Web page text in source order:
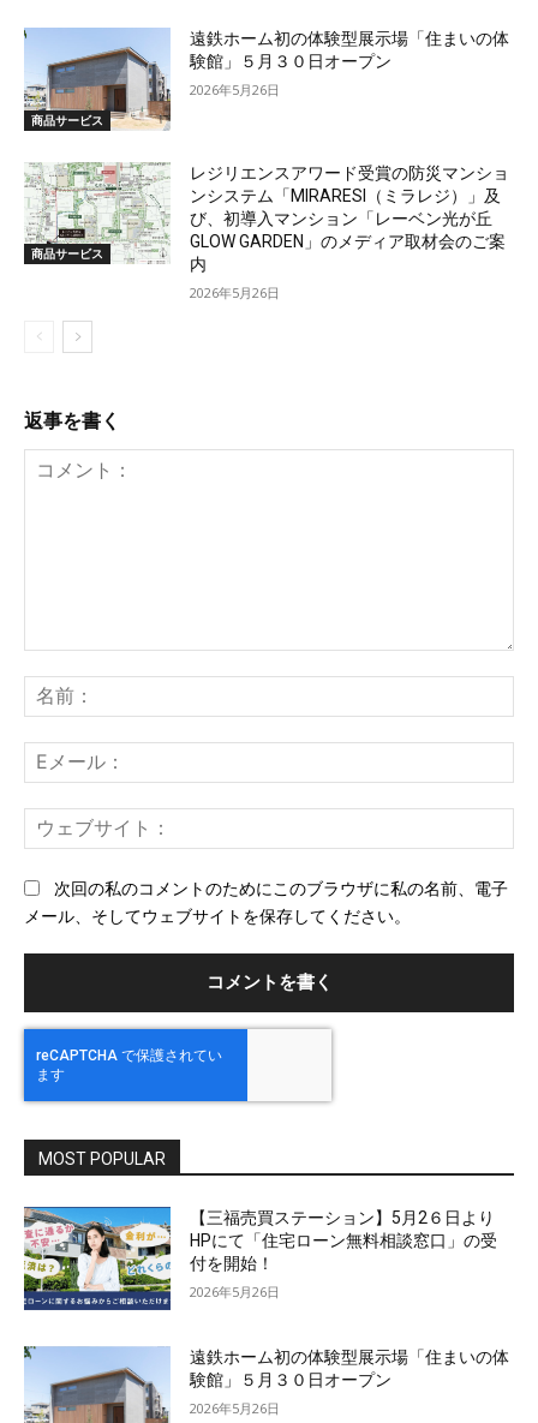
商品サービス
遠鉄ホーム初の体験型展示場「住まいの体
験館」５月３０日オープン
2026年5月26日
商品サービス
レジリエンスアワード受賞の防災マンショ
ンシステム「MIRARESI（ミラレジ）」及
び、初導入マンション「レーベン光が丘
GLOW GARDEN」のメディア取材会のご案
内
2026年5月26日
返事を書く
ン
ト：
前
メ
ー
ェ
次回の私のコメントのためにこのブラウザに私の名前、電子
メール、そしてウェブサイトを保存してください。
MOST POPULAR
【三福売買ステーション】5月2６日より
HPにて「住宅ローン無料相談窓口」の受
付を開始！
2026年5月26日
遠鉄ホーム初の体験型展示場「住まいの体
験館」５月３０日オープン
2026年5月26日